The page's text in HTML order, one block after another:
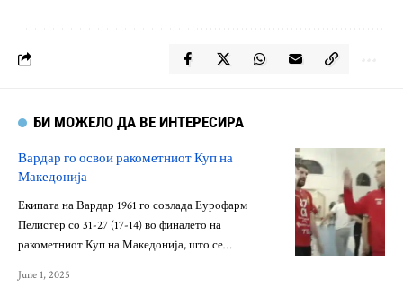
БИ МОЖЕЛО ДА ВЕ ИНТЕРЕСИРА
Вардар го освои ракометниот Куп на
Македонија
Екипата на Вардар 1961 го совлада Еурофарм
Пелистер со 31-27 (17-14) во финалето на
ракометниот Куп на Македонија, што се…
June 1, 2025